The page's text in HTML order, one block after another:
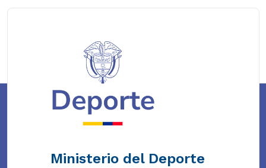
Ministerio del Deporte